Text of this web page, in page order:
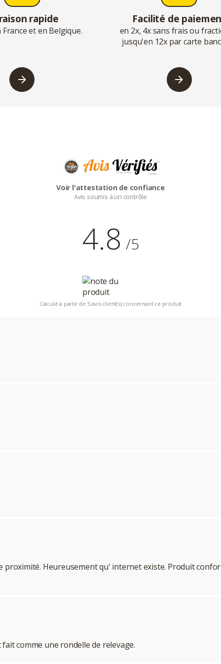
rapide
et en Belgique.
Facilité de
en 2x, 4x sans frais ou
jusqu'en 12x par carte
Voir l'attestation de confiance
Avis soumis à un contrôle
4.8 /5
Calculé à partir de 5 avis client(s) concernant ce produit
proximité. Heureusement qu' internet existe. Produit
comme une rondelle de relevage.